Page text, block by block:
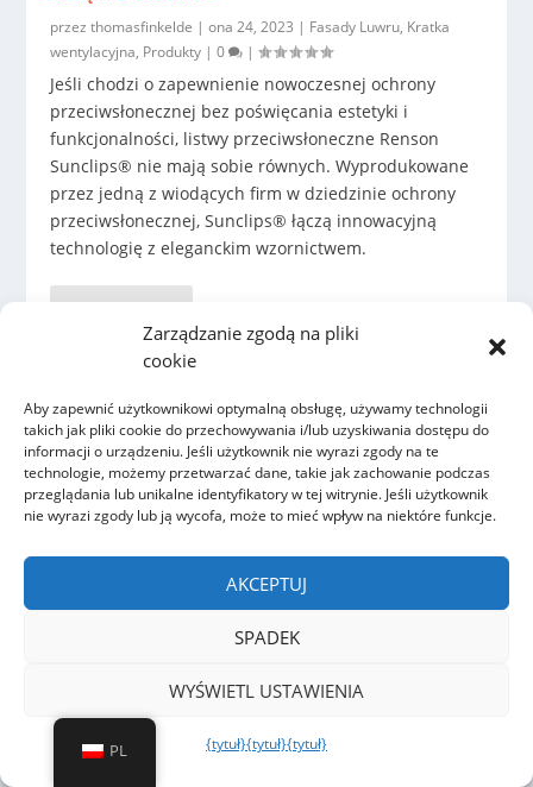
Zarządzanie zgodą na pliki
cookie
Aby zapewnić użytkownikowi optymalną obsługę, używamy technologii
takich jak pliki cookie do przechowywania i/lub uzyskiwania dostępu do
informacji o urządzeniu. Jeśli użytkownik nie wyrazi zgody na te
technologie, możemy przetwarzać dane, takie jak zachowanie podczas
przeglądania lub unikalne identyfikatory w tej witrynie. Jeśli użytkownik
nie wyrazi zgody lub ją wycofa, może to mieć wpływ na niektóre funkcje.
AKCEPTUJ
SPADEK
WYŚWIETL USTAWIENIA
{tytuł}{tytuł}{tytuł}
przezthomasfinkelde |ona 24, 2023 | Fasady Luwru, Kratka
wentylacyjna, Produkty |0 |
Jeśli chodzi o zapewnienie nowoczesnej ochrony
przeciwsłonecznej bez poświęcania estetyki i
funkcjonalności, listwy przeciwsłoneczne Renson
Sunclips® nie mają sobie równych. Wyprodukowane
przez jedną z wiodących firm w dziedzinie ochrony
przeciwsłonecznej, Sunclips® łączą innowacyjną
technologię z eleganckim wzornictwem.
CZYTAJ WIĘCEJ
przezKarl Marx, rotec Berlin|ona 17, 2023
PL